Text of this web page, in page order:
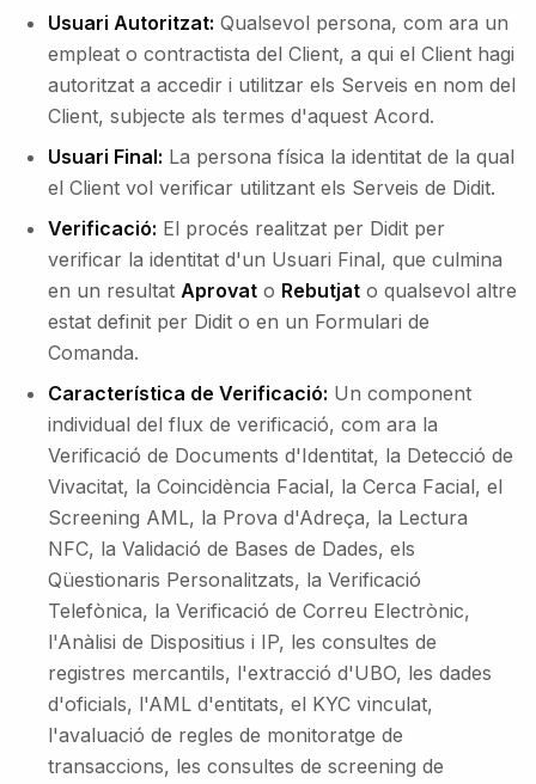
Usuari Autoritzat: Qualsevol persona, com ara un
empleat o contractista del Client, a qui el Client hagi
autoritzat a accedir i utilitzar els Serveis en nom del
Client, subjecte als termes d'aquest Acord.
Usuari Final: La persona física la identitat de la qual
el Client vol verificar utilitzant els Serveis de Didit.
Verificació: El procés realitzat per Didit per
verificar la identitat d'un Usuari Final, que culmina
en un resultat Aprovat o Rebutjat o qualsevol altre
estat definit per Didit o en un Formulari de
Comanda.
Característica de Verificació: Un component
individual del flux de verificació, com ara la
Verificació de Documents d'Identitat, la Detecció de
Vivacitat, la Coincidència Facial, la Cerca Facial, el
Screening AML, la Prova d'Adreça, la Lectura
NFC, la Validació de Bases de Dades, els
Qüestionaris Personalitzats, la Verificació
Telefònica, la Verificació de Correu Electrònic,
l'Anàlisi de Dispositius i IP, les consultes de
registres mercantils, l'extracció d'UBO, les dades
d'oficials, l'AML d'entitats, el KYC vinculat,
l'avaluació de regles de monitoratge de
transaccions, les consultes de screening de